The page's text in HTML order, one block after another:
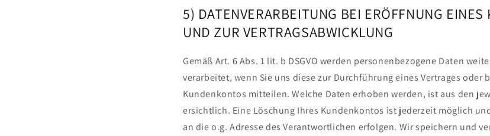
5) DATENVERARBEITUNG BEI ERÖFFNUNG EINES
UND ZUR VERTRAGSABWICKLUNG
Gemäß Art. 6 Abs. 1 lit. b DSGVO werden personenbezogene Daten
verarbeitet, wenn Sie uns diese zur Durchführung eines Vertrages oder
Kundenkontos mitteilen. Welche Daten erhoben werden, ist aus den
ersichtlich. Eine Löschung Ihres Kundenkontos ist jederzeit möglich
an die o.g. Adresse des Verantwortlichen erfolgen. Wir speichern und